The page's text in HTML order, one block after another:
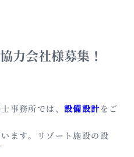
会社様募集！
事務所では、 設備設計 をご
ます。リゾート施設の設